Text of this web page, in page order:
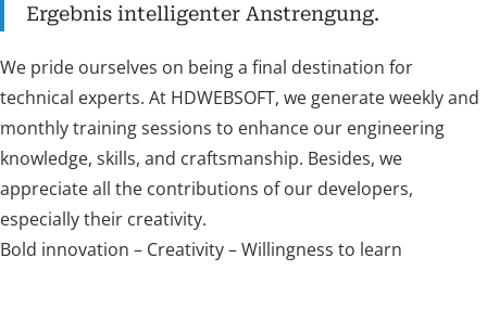
Ergebnis intelligenter Anstrengung.
We pride ourselves on being a final destination for
technical experts. At HDWEBSOFT, we generate weekly and
monthly training sessions to enhance our engineering
knowledge, skills, and craftsmanship. Besides, we
appreciate all the contributions of our developers,
especially their creativity.
Bold innovation – Creativity – Willingness to learn